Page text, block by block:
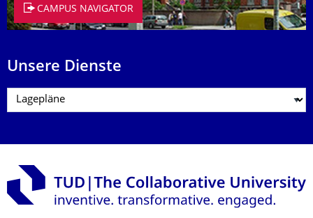
CAMPUS NAVIGATOR
Unsere Dienste